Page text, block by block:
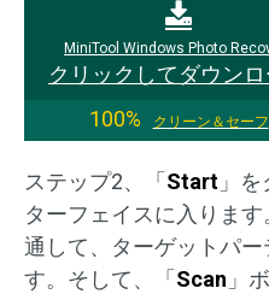
MiniTool Windows Photo
クリックしてダウンロ
100%
クリーン＆セーフ
ステップ2、「 Start 」
ターフェイスに入りま
通して、ターゲットパ
す。そして、「 Scan 」